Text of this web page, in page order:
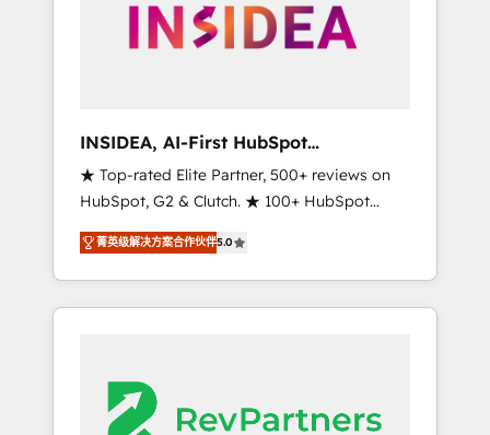
globally regionalized HubSpot websites,
integrated marketing campaigns, & RevOps
adoption with change-management
programs, and align marketing, sales, and
service to drive sustainable growth With 6
key HubSpot accreditations and experience
across hundreds of organizations in dozens
of industries, there’s a good chance one of
our globally integrated teams has worked
looking for...and get your next big initiative
moving!
INSIDEA, AI-First HubSpot
Onboarding & RevOps
★ Top-rated Elite Partner, 500+ reviews on
HubSpot, G2 & Clutch. ★ 100+ HubSpot
Certified Experts & Trainers across the team
★ 1,500+ implementations across five
continents ★ AI-First, RevOps-led,
Onboarding obsessed ★ Company of the
engine. We onboard your team, migrate your
data, and build AI-powered workflows that
菁英级解决方案合作伙伴5.0